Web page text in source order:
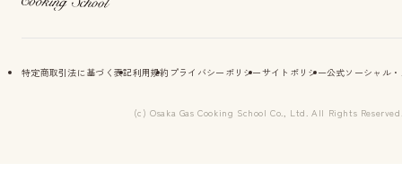
特定商取引法に基づく表記利用規約 プライバシーポリシーサイトポリシー公式ソーシャル
(c) Osaka Gas Cooking School Co., Ltd. All Rights